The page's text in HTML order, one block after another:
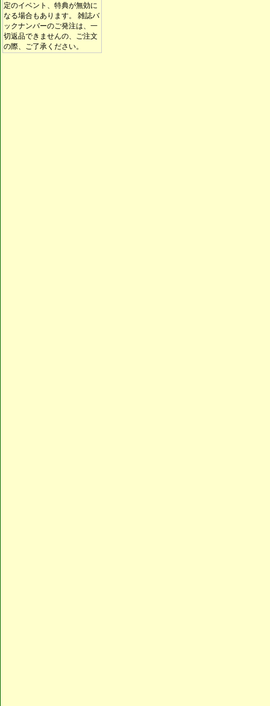
定のイベント、特典が無効に
なる場合もあります。 雑誌バ
ックナンバーのご発注は、一
切返品できませんの、ご注文
の際、ご了承ください。